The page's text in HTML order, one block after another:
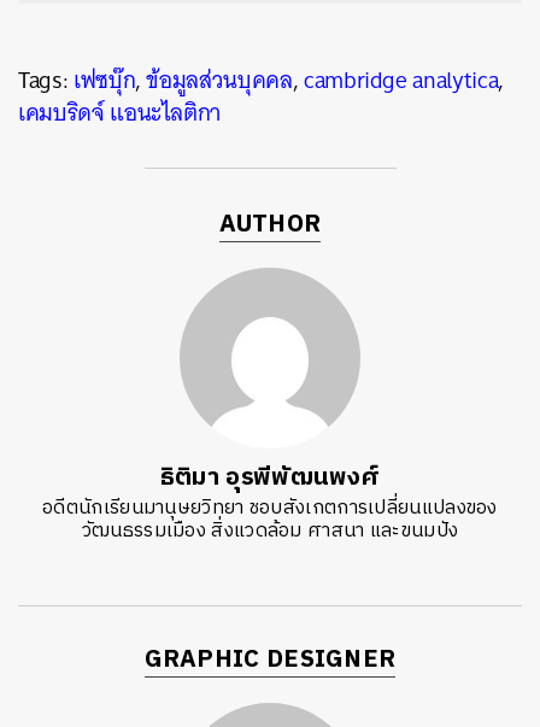
Tags:เฟซบุ๊ก,ข้อมูลส่วนบุคคล,cambridge analytica,
เคมบริดจ์ แอนะไลติกา
AUTHOR
ธิติมา อุรพีพัฒนพงศ์
อดีตนักเรียนมานุษยวิทยา ชอบสังเกตการเปลี่ยนแปลงของ
วัฒนธรรมเมือง สิ่งแวดล้อม ศาสนา และขนมปัง
GRAPHIC DESIGNER